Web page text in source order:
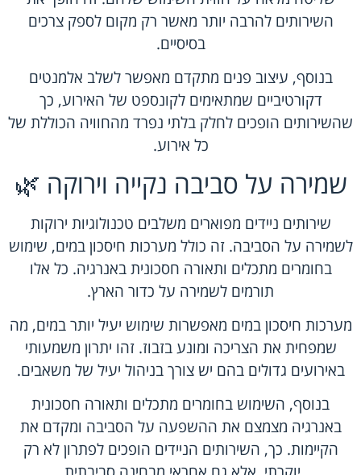
השירותים להרבה יותר מאשר רק מקום לספק צרכים
בסיסיים.
בנוסף, עיצוב פנים מתקדם מאפשר לשלב אלמנטים
דקורטיביים שמתאימים לקונספט של האירוע, כך
שהשירותים הופכים לחלק בלתי נפרד מהחוויה הכוללת של
כל אירוע.
שמירה על סביבה נקייה וירוקה 🌿
שירותים ניידים מפוארים משלבים טכנולוגיות ירוקות
לשמירה על הסביבה. זה כולל מערכות חיסכון במים, שימוש
בחומרים מתכלים ותאורה חסכונית באנרגיה. כל אלו
תורמים לשמירה על כדור הארץ.
מערכות חיסכון במים מאפשרות שימוש יעיל יותר במים, מה
שמפחית את הצריכה ומונע בזבוז. זהו יתרון משמעותי
באירועים גדולים בהם יש צורך בניהול יעיל של משאבים.
בנוסף, השימוש בחומרים מתכלים ותאורה חסכונית
באנרגיה מצמצם את ההשפעה על הסביבה ומקדם את
הקיימות. כך, השירותים הניידים הופכים לפתרון לא רק